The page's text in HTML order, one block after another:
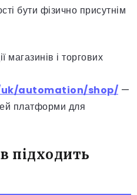
бути фізично присутнім
магазинів і торгових
automation/shop/ —
платформи для
підходить